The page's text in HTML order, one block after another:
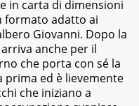
in carta di dimensioni
formato adatto ai
Giovanni. Dopo la
arriva anche per il
che porta con sé la
prima ed è lievemente
che iniziano a